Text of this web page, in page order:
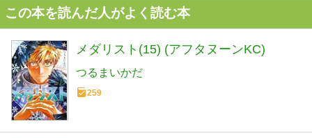
この本を読んだ人がよく読む本
メダリスト(15) (アフタヌーンKC)
つるまいかだ
259